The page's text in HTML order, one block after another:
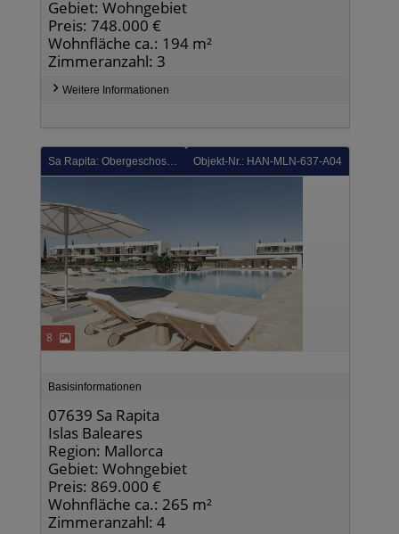
Gebiet: Wohngebiet
Preis: 748.000 €
Wohnfläche ca.: 194 m²
Zimmeranzahl: 3
Weitere Informationen
Sa Rapita: Obergeschoss-Wohnungen mit 3 Schlafzimmern, 2 Bädern, Dachterrasse, Klimaanlage und Gemeinschaftspool Objekt-Nr.: HAN-MLN-637-A04
8
Basisinformationen
07639 Sa Rapita
Islas Baleares
Region: Mallorca
Gebiet: Wohngebiet
Preis: 869.000 €
Wohnfläche ca.: 265 m²
Zimmeranzahl: 4